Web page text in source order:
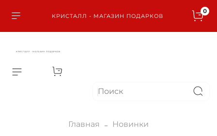
КРИСТАЛЛ - МАГАЗИН ПОДАРКОВ
0
КРИСТАЛЛ - МАГАЗИН ПОДАРКОВ
Главная Новинки